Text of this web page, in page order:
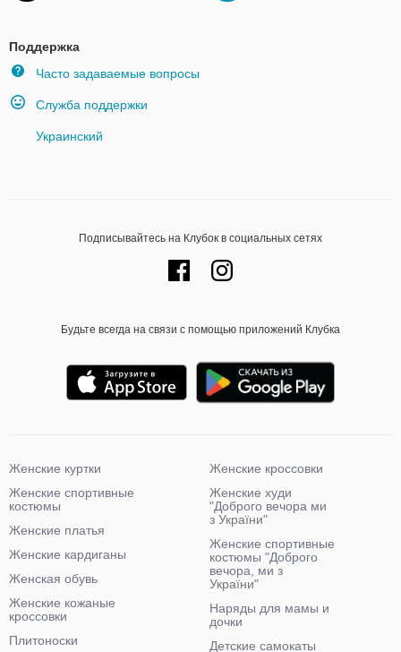
Поддержка
Часто задаваемые вопросы
Служба поддержки
Украинский
Подписывайтесь на Клубок в социальных сетях
Будьте всегда на связи с помощью приложений Клубка
Женские куртки
Женские спортивные
костюмы
Женские платья
Женские кардиганы
Женская обувь
Женские кожаные
кроссовки
Плитоноски
Женские кроссовки
Женские худи
"Доброго вечора ми
з України"
Женские спортивные
костюмы "Доброго
вечора, ми з
України"
Наряды для мамы и
дочки
Детские самокаты